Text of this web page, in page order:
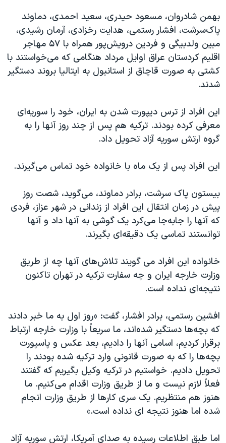
نرگس محمدی برنده جایزه نوبل صلح
همایش محافظه‌کاران آمریکا «سی‌پک»
صفحه‌های ویژه
سفر پرزیدنت ترامپ به چین
بهمن شادروان، مسعود حیدری، سعید احمدی، دماوند
پاک‌سرشت، افشار رستمی، هدایت رخزادی، آرمان رشیدی،
مبین ولدبیگی و فردین درویش‌پور همراە با ۵۷ مهاجر
اقلیم کردستان عراق اوایل مرداد هنگامی کە می‌خواستند با
کشتی به صورت قاچاق از استانبول بە ایتالیا بروند دستگیر
شدند.
این افراد از ترس دیپورت شدن بە ایران، خود را سوریەای
معرفی کردە بودند. ترکیە هم پس از چند روز آنها را بە
گروە ارتش سوریە آزاد تحویل داد.
این افراد پس از یک ماە با خانوادە خود تماس می‌گیرند.
بیستون پاک سرشت، برادر دماوند، می‌گوید، شصت روز
پیش در زمان انتقال این افراد از زندانی در شهر عزاز، فردی
کە آنها را جابه‌جا می‌کرد یک گوشی به آنها داد و آنها
توانستند تماسی یک دقیقەای بگیرند.
خانوادە این افراد می گویند تلاش‌های آنها چە از طریق
وزارت خارجە ایران و چە سفارت ترکیە در تهران تاکنون
نتیجەای ندادە است.
افشین رستمی، برادر افشار، گفت: «روز اول بە ما خبر دادند
کە بچه‌ها دستگیر شدەاند، ما سریعاً با وزارت خارجە ارتباط
برقرار کردیم، اسامی آنها را دادیم، بعد عکس و پاسپورت
بچه‌ها را کە بە صورت قانونی وارد ترکیە شدە بودند را
تحویل دادیم. خواستیم در ترکیە وکیل بگیریم کە گفتند
فعلاً لازم نیست و ما از طریق وزارت اقدام می‌کنیم. ما
هنوز هم منتظریم. یک سری کارها از طریق وزارت انجام
شدە اما هنوز نتیجە ای ندادە است.»
اما طبق اطلاعات رسیدە بە صدای آمریکا، ارتش سوریە آزاد